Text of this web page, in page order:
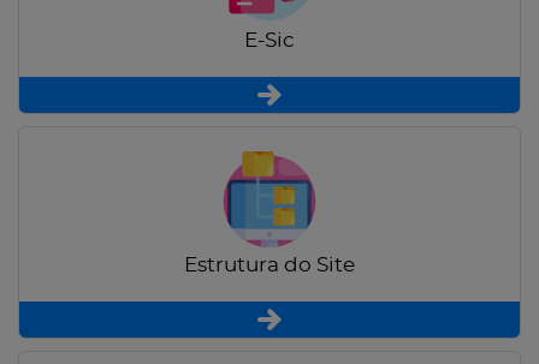
E-Sic
Estrutura do Site